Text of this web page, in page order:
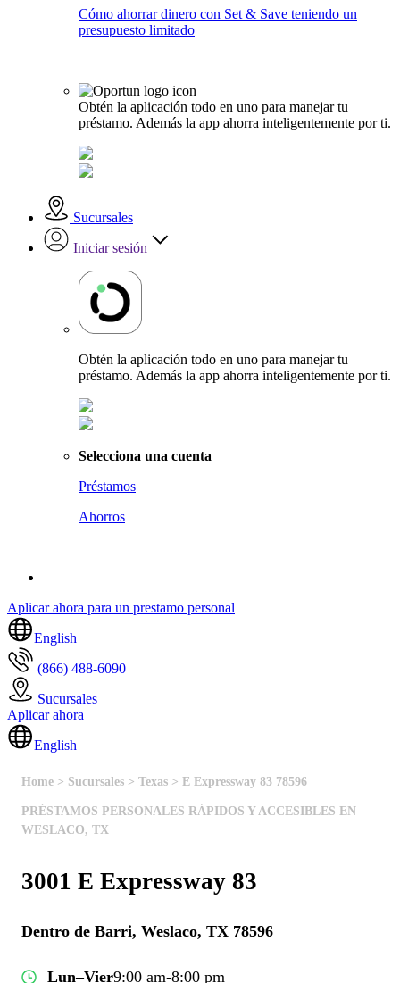
Cómo ahorrar dinero con Set & Save teniendo un
presupuesto limitado
Obtén la aplicación todo en uno para manejar tu
préstamo. Además la app ahorra inteligentemente por ti.
Sucursales
Iniciar sesión
Obtén la aplicación todo en uno para manejar tu
préstamo. Además la app ahorra inteligentemente por ti.
Selecciona una cuenta
Préstamos
Ahorros
Aplicar ahora para un prestamo personal
English
(866) 488-6090
Sucursales
Aplicar ahora
English
Home > Sucursales > Texas > E Expressway 83 78596
PRÉSTAMOS PERSONALES RÁPIDOS Y ACCESIBLES EN
WESLACO, TX
3001 E Expressway 83
Dentro de Barri, Weslaco, TX 78596
Lun–Vier9:00 am-8:00 pm